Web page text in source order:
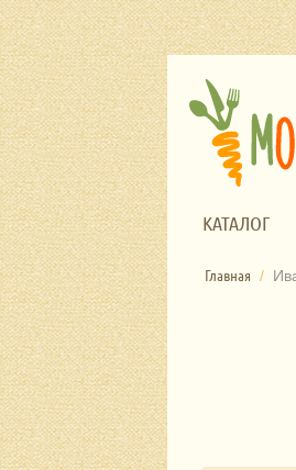
КАТАЛОГ
Главная /